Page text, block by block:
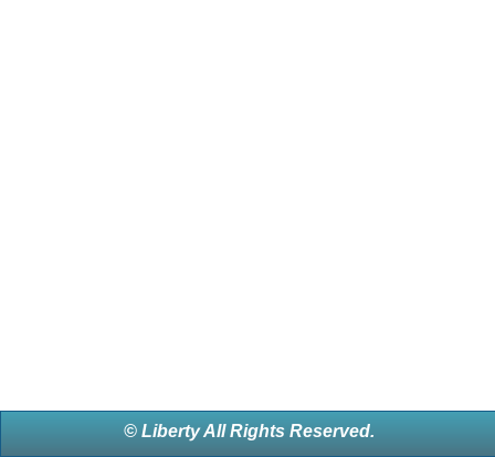
© Liberty All Rights Reserved.